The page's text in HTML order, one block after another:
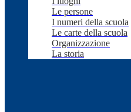
Le persone
I numeri della scuola
Le carte della scuola
Organizzazione
La storia